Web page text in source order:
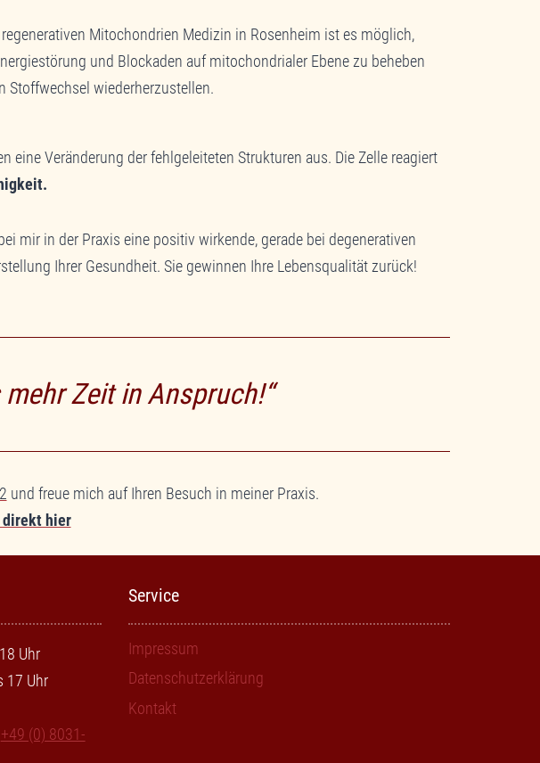
Mitochondrien Medizin in Rosenheim ist es möglich,
und Blockaden auf mitochondrialer Ebene zu beheben
Stoffwechsel wiederherzustellen.
eine Veränderung der fehlgeleiteten Strukturen aus. Die Zelle reagiert
mir in der Praxis eine positiv wirkende, gerade bei degenerativen
Ihrer Gesundheit. Sie gewinnen Ihre Lebensqualität zurück!
Zeit in Anspruch!“
und freue mich auf Ihren Besuch in meiner Praxis.
direkt hier
Uhr
17 Uhr
+49 (0) 8031-
Service
Impressum
Datenschutzerklärung
Kontakt